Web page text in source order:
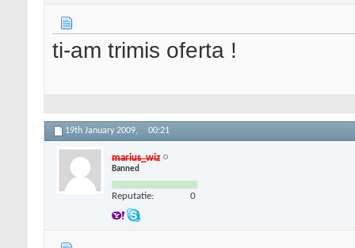
ti-am trimis oferta !
19th January 2009, 00:21
marius_wiz
Banned
Reputatie: 0